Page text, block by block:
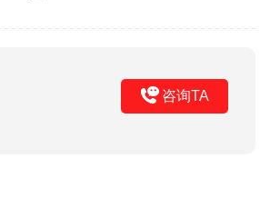
咨询TA